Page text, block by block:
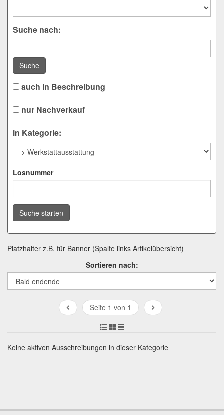
Suche nach:
Suche
auch in Beschreibung
nur Nachverkauf
in Kategorie:
Losnummer
Suche starten
Platzhalter z.B. für Banner (Spalte links Artikelübersicht)
Sortieren nach:
Seite 1 von 1
Keine aktiven Ausschreibungen in dieser Kategorie